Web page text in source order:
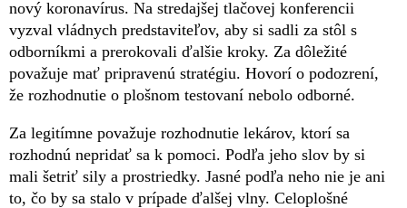
nový koronavírus. Na stredajšej tlačovej konferencii
vyzval vládnych predstaviteľov, aby si sadli za stôl s
odborníkmi a prerokovali ďalšie kroky. Za dôležité
považuje mať pripravenú stratégiu. Hovorí o podozrení,
že rozhodnutie o plošnom testovaní nebolo odborné.
Za legitímne považuje rozhodnutie lekárov, ktorí sa
rozhodnú nepridať sa k pomoci. Podľa jeho slov by si
mali šetriť sily a prostriedky. Jasné podľa neho nie je ani
to, čo by sa stalo v prípade ďalšej vlny. Celoplošné